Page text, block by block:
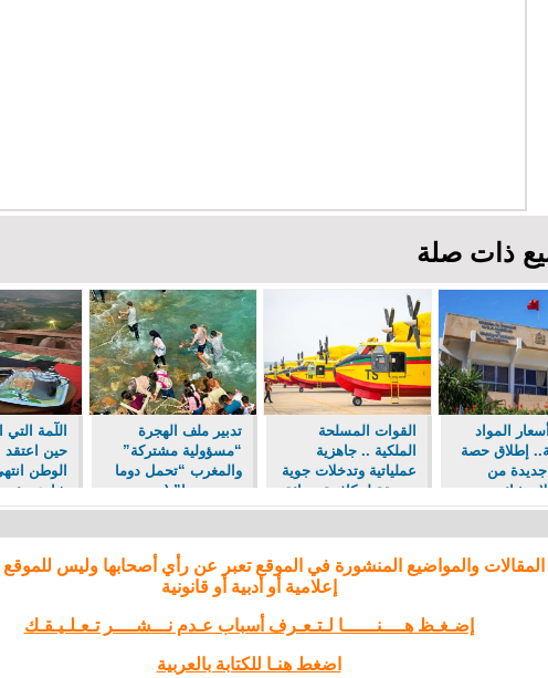
ذات صلة
المواد
إطلاق حصة
جديدة من
لمهنيي النقل
القوات المسلحة
الملكية .. جاهزية
عملياتية وتدخلات جوية
منسقة لمكافحة حرائق
الغابات
تدبير ملف الهجرة
“مسؤولية مشتركة”
والمغرب “تحمل دوما
نصيبه منها” (مصدر
حكومي)
اللٓمة
حين اعتقد
الوطن
شارع
والمواضيع المنشورة في الموقع تعبر عن رأي أصحابها وليس
إعلامية أو أدبية أو قانونية
إضـغـظ هــــنــــــا لـتـعـرف أسباب عـدم نـــشــــر تـعـلـيـقـك
اضغط هنـا للكتابة بالعربية